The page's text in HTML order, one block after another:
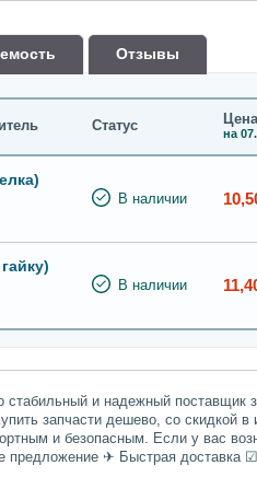
Oтзывы
Статус на
В наличии
В наличии
и надежный поставщик
запчасти дешево, со скидкой в
и безопасным. Если у вас
предложение ✈ Быстрая доставка